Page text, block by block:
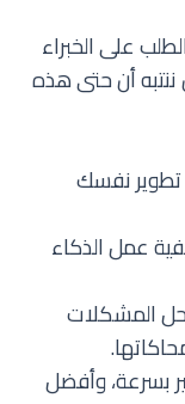
على الخبراء
ننتبه أن حتى هذه
تطوير نفسك
عمل الذكاء
حل المشكلات
بسرعة، وأفضل